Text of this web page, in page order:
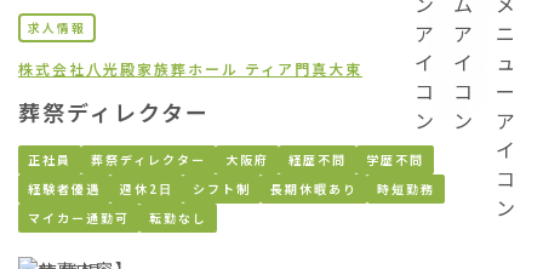
求人情報
株式会社八光殿家族葬ホール ティア門真大東
葬祭ディレクター
正社員 葬祭ディレクター 大阪府 経歴不問
学歴不問
経験者優遇
週休2日 シフト制 長期休暇あり
時短勤務
マイカー通勤可
転勤なし